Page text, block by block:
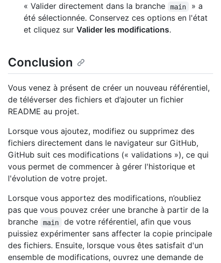
« Valider directement dans la branche
main
» a
été sélectionnée. Conservez ces options en l'état
et cliquez sur Valider les modifications.
Conclusion
Vous venez à présent de créer un nouveau référentiel,
de téléverser des fichiers et d’ajouter un fichier
README au projet.
Lorsque vous ajoutez, modifiez ou supprimez des
fichiers directement dans le navigateur sur GitHub,
GitHub suit ces modifications (« validations »), ce qui
vous permet de commencer à gérer l'historique et
l'évolution de votre projet.
Lorsque vous apportez des modifications, n’oubliez
pas que vous pouvez créer une branche à partir de la
branche
main
de votre référentiel, afin que vous
puissiez expérimenter sans affecter la copie principale
des fichiers. Ensuite, lorsque vous êtes satisfait d'un
ensemble de modifications, ouvrez une demande de